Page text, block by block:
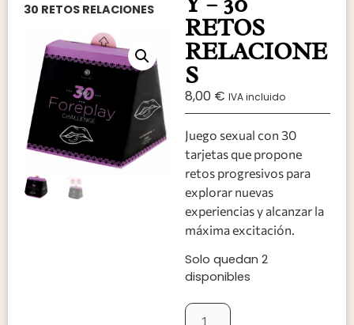
30 RETOS RELACIONES
RETOS
RELACIONE
S
8,00 € IVA incluido
Juego sexual con 30
tarjetas que propone
retos progresivos para
explorar nuevas
experiencias y alcanzar la
máxima excitación.
Solo quedan 2
disponibles